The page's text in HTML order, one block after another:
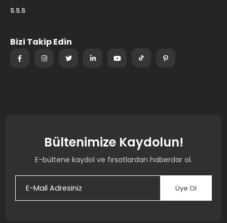
S.S.S
Bizi Takip Edin
Bültenimize Kaydolun!
E-bültene kaydol ve fırsatlardan haberdar ol.
Üye Ol